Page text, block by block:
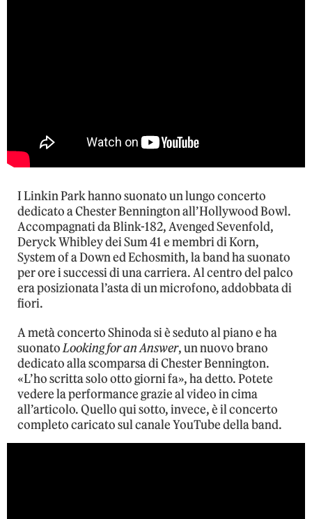
I Linkin Park hanno suonato un lungo concerto
dedicato a Chester Bennington all’Hollywood Bowl.
Accompagnati da Blink-182, Avenged Sevenfold,
Deryck Whibley dei Sum 41 e membri di Korn,
System of a Down ed Echosmith, la band ha suonato
per ore i successi di una carriera. Al centro del palco
era posizionata l’asta di un microfono, addobbata di
fiori.
A metà concerto Shinoda si è seduto al piano e ha
suonatoLooking for an Answer, un nuovo brano
dedicato alla scomparsa di Chester Bennington.
«L’ho scritta solo otto giorni fa», ha detto. Potete
vedere la performance grazie al video in cima
all’articolo. Quello qui sotto, invece, è il concerto
completo caricato sul canale YouTube della band.